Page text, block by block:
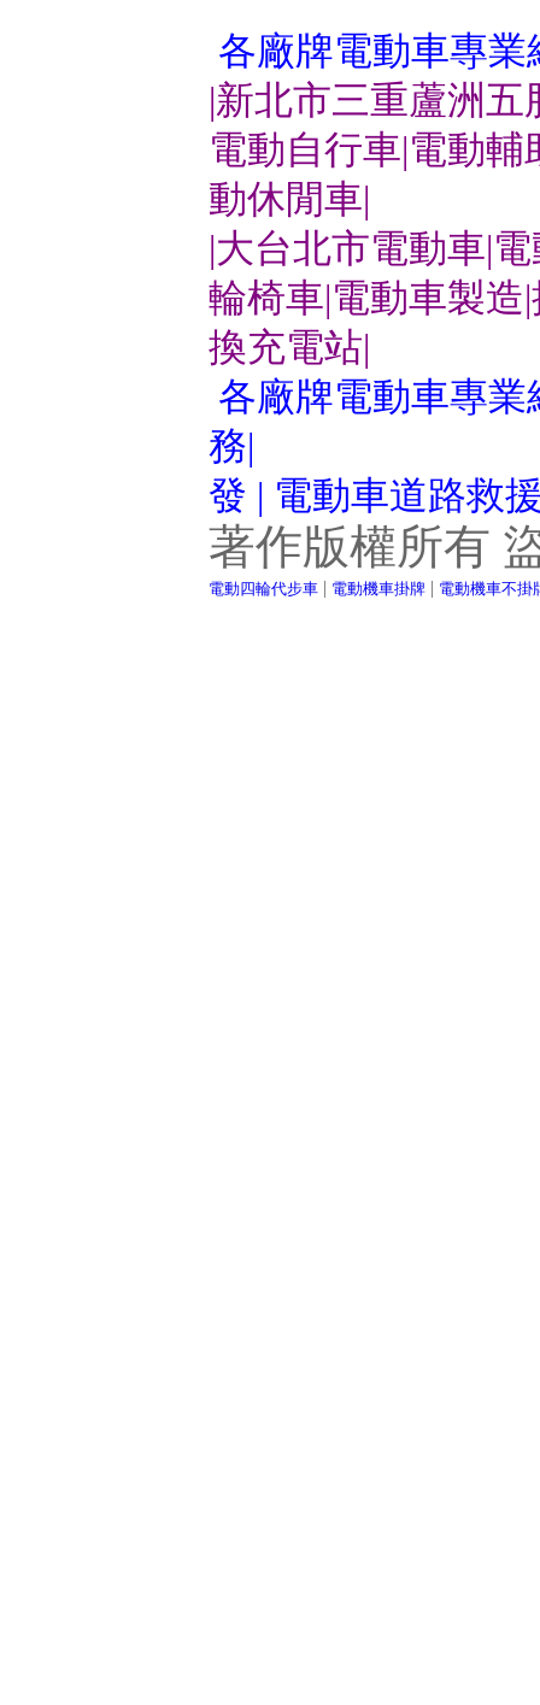
各廠牌電動車專業
|新北市三重蘆洲
電動自行車|電動
動休閒車|
|大台北市電動車|
輪椅車|電動車製造
換充電站|
各廠牌電動車專
務|
發 | 電動車道路救
著作版權所有
電動四輪代步車 | 電動機車掛牌 | 電動機車不掛